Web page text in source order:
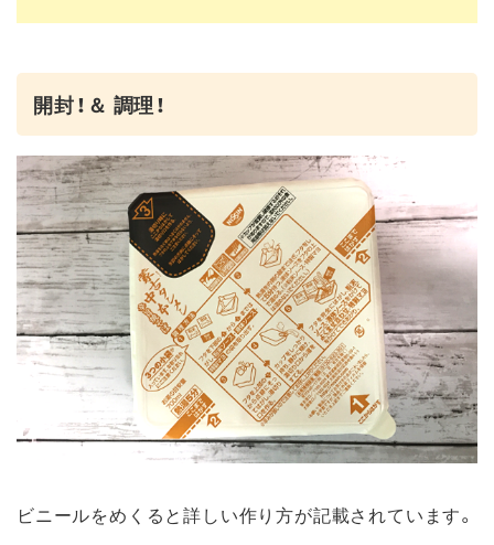
開封！＆ 調理！
ビニールをめくると詳しい作り方が記載されています。